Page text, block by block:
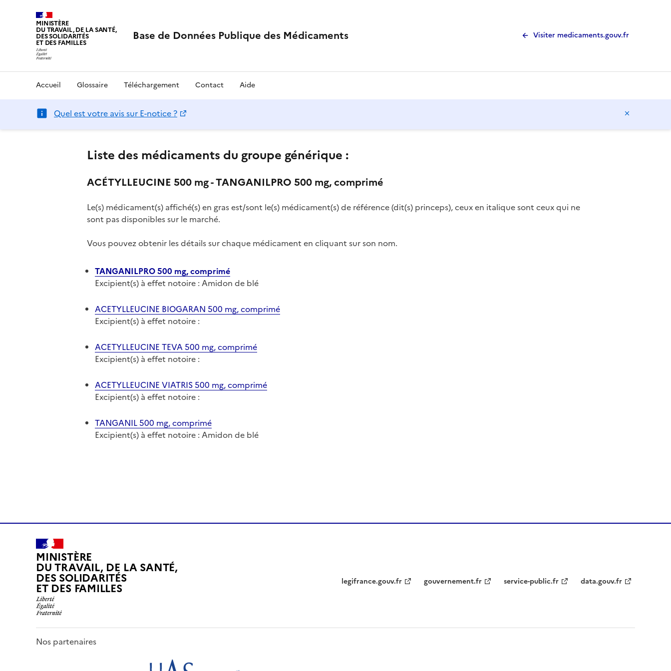
MINISTÈRE
DU TRAVAIL, DE LA SANTÉ,
DES SOLIDARITÉS
ET DES FAMILLES Base de Données Publique des Médicaments Visiter medicaments.gouv.fr
Accueil Glossaire Téléchargement Contact Aide
Quel est votre avis sur E-notice ?
Liste des médicaments du groupe générique :
ACÉTYLLEUCINE 500 mg - TANGANILPRO 500 mg, comprimé
Le(s) médicament(s) affiché(s) en gras est/sont le(s) médicament(s) de référence (dit(s) princeps), ceux en italique sont ceux qui ne
sont pas disponibles sur le marché.
Vous pouvez obtenir les détails sur chaque médicament en cliquant sur son nom.
TANGANILPRO 500 mg, comprimé
Excipient(s) à effet notoire : Amidon de blé
ACETYLLEUCINE BIOGARAN 500 mg, comprimé
Excipient(s) à effet notoire :
ACETYLLEUCINE TEVA 500 mg, comprimé
Excipient(s) à effet notoire :
ACETYLLEUCINE VIATRIS 500 mg, comprimé
Excipient(s) à effet notoire :
TANGANIL 500 mg, comprimé
Excipient(s) à effet notoire : Amidon de blé
MINISTÈRE
DU TRAVAIL, DE LA SANTÉ,
DES SOLIDARITÉS
ET DES FAMILLES legifrance.gouv.fr gouvernement.fr service-public.fr data.gouv.fr
Nos partenaires